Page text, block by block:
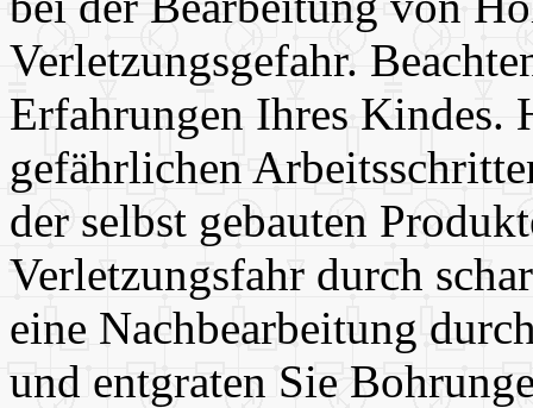
Verletzungsgefahr.
Erfahrungen Ihres Kindes.
gefährlichen
der selbst gebauten
Verletzungsfahr durch
eine Nachbearbeitung
und entgraten Sie